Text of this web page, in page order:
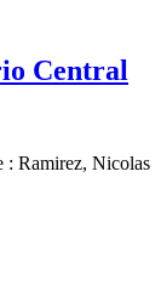
Central
: Ramirez, Nicolas